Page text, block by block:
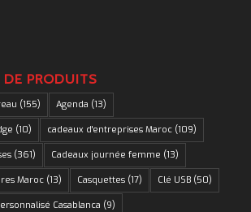
DE PRODUITS
(155) Agenda (13)
(10) cadeaux d'entreprises Maroc(109)
(361) Cadeaux journée femme (13)
Maroc(13) Casquettes(17) Clé USB(50)
Casablanca (9)